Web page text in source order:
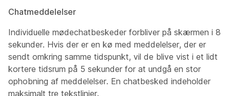
Chatmeddelelser
Individuelle mødechatbeskeder forbliver på skærmen i 8
sekunder. Hvis der er en kø med meddelelser, der er
sendt omkring samme tidspunkt, vil de blive vist i et lidt
kortere tidsrum på 5 sekunder for at undgå en stor
ophobning af meddelelser. En chatbesked indeholder
maksimalt tre tekstlinjer.